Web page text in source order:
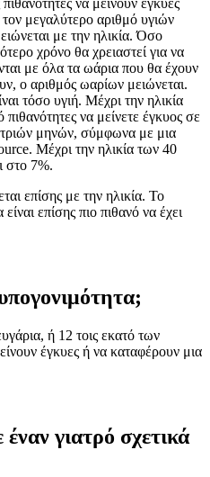
να μείνουν έγκυες
μεγαλύτερο αριθμό υγιών
με την ηλικία. Όσο
χρόνο θα χρειαστεί για να
με όλα τα ωάρια που θα έχουν
ο αριθμός ωαρίων μειώνεται.
τόσο υγιή. Μέχρι την ηλικία
να μείνετε έγκυος σε
μηνών, σύμφωνα με μια
Μέχρι την ηλικία των 40
στο 7%.
επίσης με την ηλικία. Το
επίσης πιο πιθανό να έχει
ή 12 τοις εκατό των
έγκυες ή να καταφέρουν μια
γιατρό σχετικά